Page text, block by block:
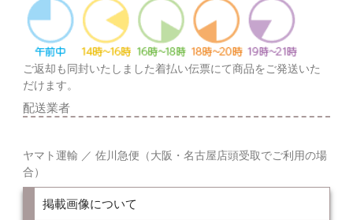
ご返却も同封いたしました着払い伝票にて商品をご発送いた
だけます。
配送業者
ヤマト運輸 ／ 佐川急便（大阪・名古屋店頭受取でご利用の場
合）
掲載画像について